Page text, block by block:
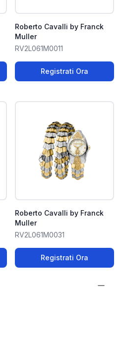
Roberto Cavalli by Franck
Muller
RV2L061M0011
Registrati Ora
Roberto Cavalli by Franck
Muller
RV2L061M0031
Registrati Ora